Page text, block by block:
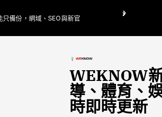
備份，網域、SEO與新官
翁曉玲喊刪陸委會1295
WEKNOW
導、體育、
時即時更新